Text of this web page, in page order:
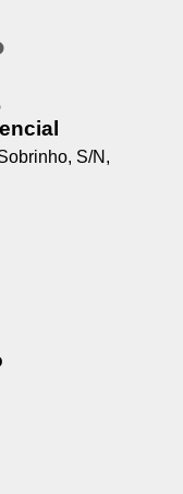
S/N,